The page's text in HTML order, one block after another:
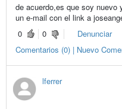
de acuerdo,es que soy nuevo
un e-mail con el link a
0
0
Denunciar
Comentarios (0) | Nuevo
lferrer